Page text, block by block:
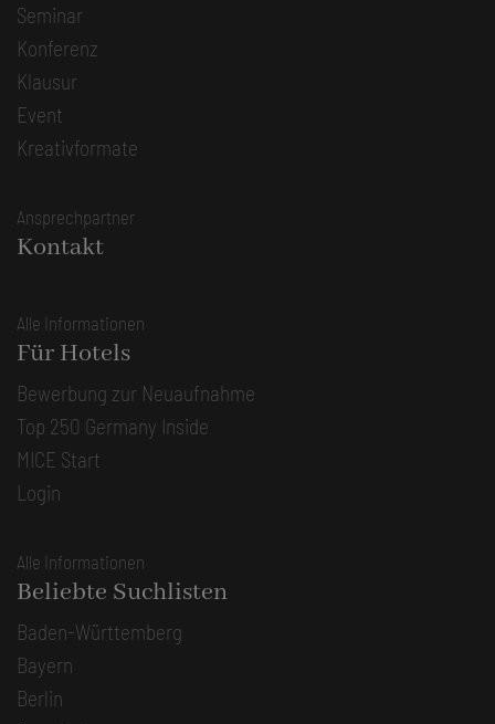
Seminar
Konferenz
Klausur
Event
Kreativformate
Ansprechpartner
Kontakt
Alle Informationen
Für Hotels
Bewerbung zur Neuaufnahme
Top 250 Germany Inside
MICE Start
Login
Alle Informationen
Beliebte Suchlisten
Baden-Württemberg
Bayern
Berlin